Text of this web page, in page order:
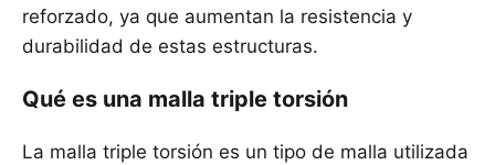
reforzado, ya que aumentan la resistencia y
durabilidad de estas estructuras.
Qué es una malla triple torsión
La malla triple torsión es un tipo de malla utilizada